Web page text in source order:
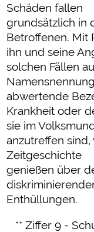
Schäden fallen
grundsätzlich in
Betroffenen. Mit
ihn und seine
solchen Fällen
abwertende
Krankheit oder
sie im
anzutreffen
Zeitgeschichte
genießen über
Enthüllungen.
** Ziffer 9 -